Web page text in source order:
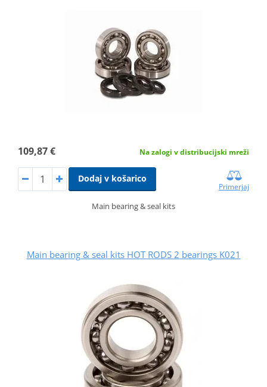
109,87 € Na zalogi v distribucijski mreži
Dodaj v košarico
Primerjaj
Main bearing & seal kits
Main bearing & seal kits HOT RODS 2 bearings K021